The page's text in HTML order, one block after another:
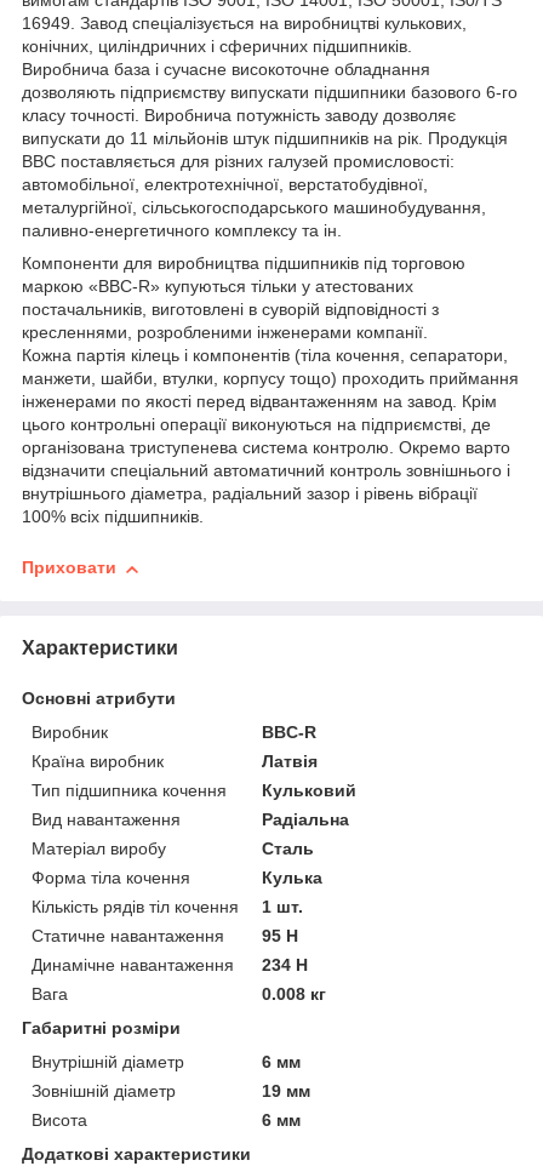
16949. Завод спеціалізується на виробництві кулькових,
конічних, циліндричних і сферичних підшипників.
Виробнича база і сучасне високоточне обладнання
дозволяють підприємству випускати підшипники базового 6-го
класу точності. Виробнича потужність заводу дозволяє
випускати до 11 мільйонів штук підшипників на рік. Продукція
ВВС поставляється для різних галузей промисловості:
автомобільної, електротехнічної, верстатобудівної,
металургійної, сільськогосподарського машинобудування,
паливно-енергетичного комплексу та ін.
Компоненти для виробництва підшипників під торговою
маркою «BBC-R» купуються тільки у атестованих
постачальників, виготовлені в суворій відповідності з
кресленнями, розробленими інженерами компанії.
Кожна партія кілець і компонентів (тіла кочення, сепаратори,
манжети, шайби, втулки, корпусу тощо) проходить приймання
інженерами по якості перед відвантаженням на завод. Крім
цього контрольні операції виконуються на підприємстві, де
організована триступенева система контролю. Окремо варто
відзначити спеціальний автоматичний контроль зовнішнього і
внутрішнього діаметра, радіальний зазор і рівень вібрації
100% всіх підшипників.
Приховати
Характеристики
Основні атрибути
Виробник
BBC-R
Країна виробник
Латвія
Тип підшипника кочення
Кульковий
Вид навантаження
Радіальна
Матеріал виробу
Сталь
Форма тіла кочення
Кулька
Кількість рядів тіл кочення
1 шт.
Статичне навантаження
95 Н
Динамічне навантаження
234 Н
Вага
0.008 кг
Габаритні розміри
Внутрішній діаметр
6 мм
Зовнішній діаметр
19 мм
Висота
6 мм
Додаткові характеристики